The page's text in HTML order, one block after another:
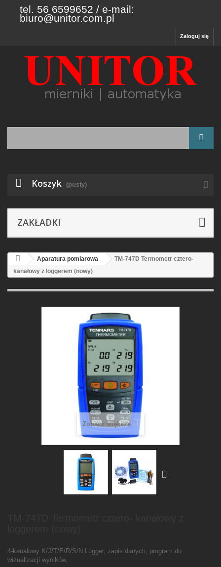
tel. 56 6599652 / e-mail:
biuro@unitor.com.pl
Zaloguj się
Koszyk (pusty)
ZAKŁADKI
Aparatura pomiarowa
TM-747D Termometr cztero-
kanałowy z loggerem (nowy)
Zobacz większe
4-kanałowy K/J/T/E/R/S/N Logger, zapis danych, program do
wizualizacji wyników.